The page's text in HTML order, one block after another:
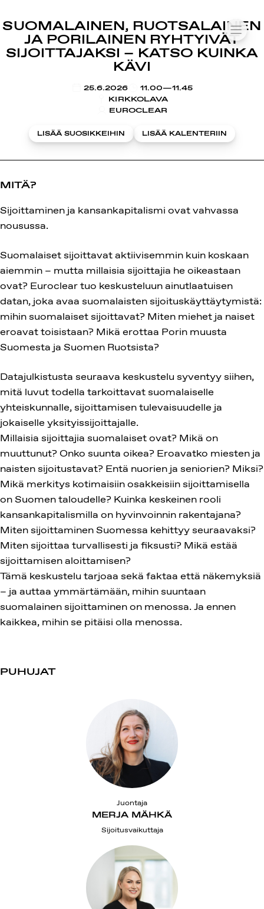
Siirry
sisältöön
SUOMALAINEN, RUOTSALAINEN
JA PORILAINEN RYHTYIVÄT
SIJOITTAJAKSI – KATSO KUINKA
KÄVI
25.6.2026
KLO
11.00—11.45
KIRKKOLAVA
EUROCLEAR
LISÄÄ SUOSIKKEIHIN LISÄÄ KALENTERIIN
MITÄ?
Sijoittaminen ja kansankapitalismi ovat vahvassa
nousussa.
Suomalaiset sijoittavat aktiivisemmin kuin koskaan
aiemmin – mutta millaisia sijoittajia he oikeastaan
ovat? Euroclear tuo keskusteluun ainutlaatuisen
datan, joka avaa suomalaisten sijoituskäyttäytymistä:
mihin suomalaiset sijoittavat? Miten miehet ja naiset
eroavat toisistaan? Mikä erottaa Porin muusta
Suomesta ja Suomen Ruotsista?
Datajulkistusta seuraava keskustelu syventyy siihen,
mitä luvut todella tarkoittavat suomalaiselle
yhteiskunnalle, sijoittamisen tulevaisuudelle ja
jokaiselle yksityissijoittajalle.
Millaisia sijoittajia suomalaiset ovat? Mikä on
muuttunut? Onko suunta oikea? Eroavatko miesten ja
naisten sijoitustavat? Entä nuorien ja seniorien? Miksi?
Mikä merkitys kotimaisiin osakkeisiin sijoittamisella
on Suomen taloudelle? Kuinka keskeinen rooli
kansankapitalismilla on hyvinvoinnin rakentajana?
Miten sijoittaminen Suomessa kehittyy seuraavaksi?
Miten sijoittaa turvallisesti ja fiksusti? Mikä estää
sijoittamisen aloittamisen?
Tämä keskustelu tarjoaa sekä faktaa että näkemyksiä
– ja auttaa ymmärtämään, mihin suuntaan
suomalainen sijoittaminen on menossa. Ja ennen
kaikkea, mihin se pitäisi olla menossa.
PUHUJAT
MERJA MÄHKÄ
Juontaja
Sijoitusvaikuttaja